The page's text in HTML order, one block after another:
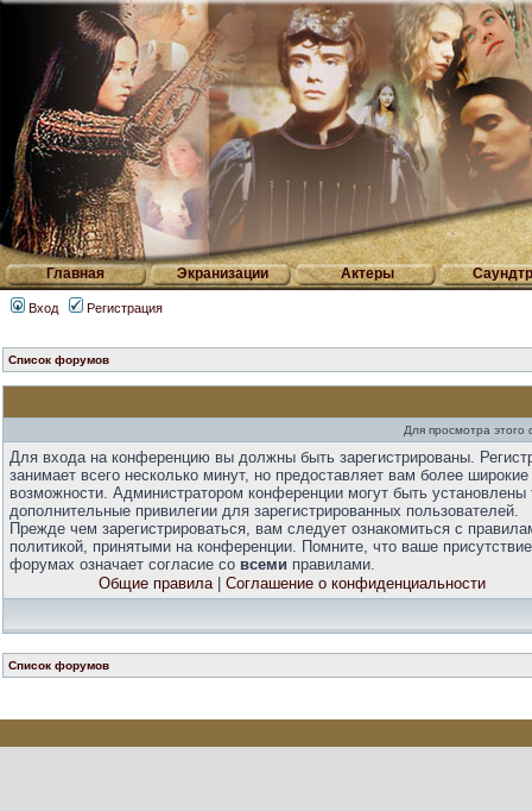
Главная Экранизации Актеры
Вход Регистрация
Список форумов
Для просмотра
Для входа на конференцию вы должны быть зарегистрированы.
занимает всего несколько минут, но предоставляет вам более широкие
возможности. Администратором конференции могут быть установлены
дополнительные привилегии для зарегистрированных пользователей.
Прежде чем зарегистрироваться, вам следует ознакомиться с
политикой, принятыми на конференции. Помните, что ваше
форумах означает согласие со всеми правилами.
Общие правила| Соглашение о конфиденциальности
Список форумов